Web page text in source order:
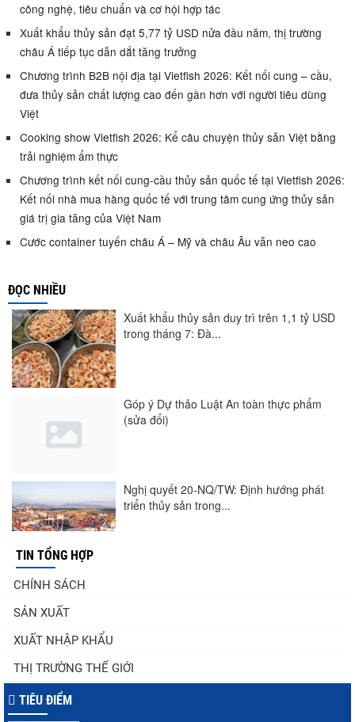
công nghệ, tiêu chuẩn và cơ hội hợp tác
Xuất khẩu thủy sản đạt 5,77 tỷ USD nửa đầu năm, thị trường
châu Á tiếp tục dẫn dắt tăng trưởng
Chương trình B2B nội địa tại Vietfish 2026: Kết nối cung – cầu,
đưa thủy sản chất lượng cao đến gần hơn với người tiêu dùng
Việt
Cooking show Vietfish 2026: Kể câu chuyện thủy sản Việt bằng
trải nghiệm ẩm thực
Chương trình kết nối cung-cầu thủy sản quốc tế tại Vietfish 2026:
Kết nối nhà mua hàng quốc tế với trung tâm cung ứng thủy sản
giá trị gia tăng của Việt Nam
Cước container tuyến châu Á – Mỹ và châu Âu vẫn neo cao
ĐỌC NHIỀU
Xuất khẩu thủy sản duy trì trên 1,1 tỷ USD
trong tháng 7: Đà...
Góp ý Dự thảo Luật An toàn thực phẩm
(sửa đổi)
Nghị quyết 20-NQ/TW: Định hướng phát
triển thủy sản trong...
Nguồn cung giảm, giá cá rô phi Trung
Quốc tiếp tục tăng
TIN TỔNG HỢP
CHÍNH SÁCH
SẢN XUẤT
XUẤT NHẬP KHẨU
THỊ TRƯỜNG THẾ GIỚI
TIÊU ĐIỂM